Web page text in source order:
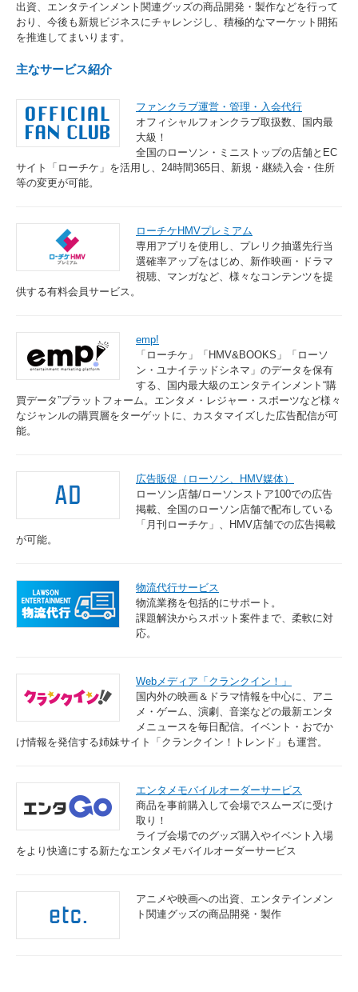
出資、エンタテインメント関連グッズの商品開発・製作などを行って
おり、今後も新規ビジネスにチャレンジし、積極的なマーケット開拓
を推進してまいります。
主なサービス紹介
ファンクラブ運営・管理・入会代行
オフィシャルフォンクラブ取扱数、国内最
大級！
全国のローソン・ミニストップの店舗とEC
サイト「ローチケ」を活用し、24時間365日、新規・継続入会・住所
等の変更が可能。
ローチケHMVプレミアム
専用アプリを使用し、プレリク抽選先行当
選確率アップをはじめ、新作映画・ドラマ
視聴、マンガなど、様々なコンテンツを提
供する有料会員サービス。
emp!
「ローチケ」「HMV&BOOKS」「ローソ
ン・ユナイテッドシネマ」のデータを保有
する、国内最大級のエンタテインメント“購
買データ”プラットフォーム。エンタメ・レジャー・スポーツなど様々
なジャンルの購買層をターゲットに、カスタマイズした広告配信が可
能。
広告販促（ローソン、HMV媒体）
ローソン店舗/ローソンストア100での広告
掲載、全国のローソン店舗で配布している
「月刊ローチケ」、HMV店舗での広告掲載
が可能。
物流代行サービス
物流業務を包括的にサポート。
課題解決からスポット案件まで、柔軟に対
応。
Webメディア「クランクイン！」
国内外の映画＆ドラマ情報を中心に、アニ
メ・ゲーム、演劇、音楽などの最新エンタ
メニュースを毎日配信。イベント・おでか
け情報を発信する姉妹サイト「クランクイン！トレンド」も運営。
エンタメモバイルオーダーサービス
商品を事前購入して会場でスムーズに受け
取り！
ライブ会場でのグッズ購入やイベント入場
をより快適にする新たなエンタメモバイルオーダーサービス
アニメや映画への出資、エンタテインメン
ト関連グッズの商品開発・製作